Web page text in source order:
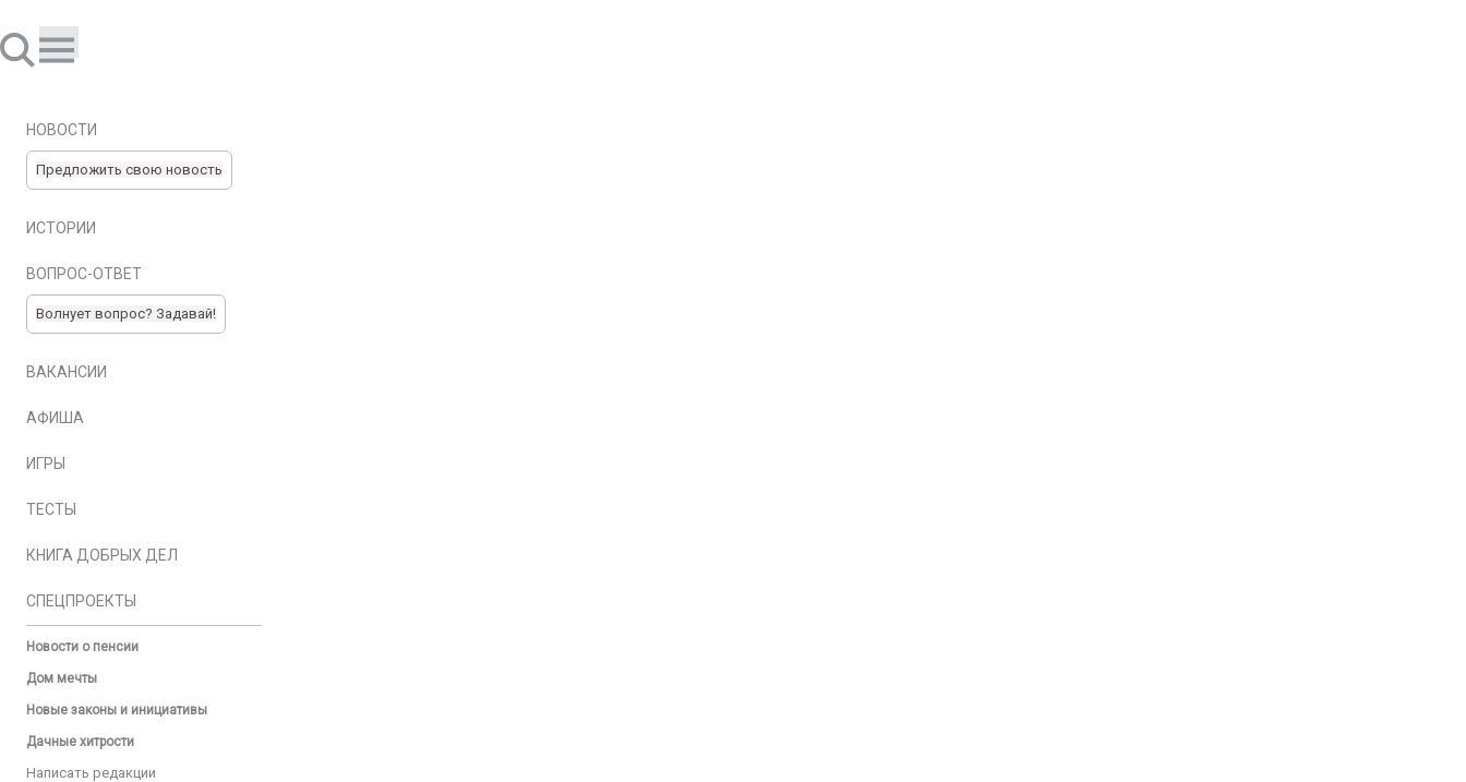
НОВОСТИ
Предложить свою новость
ИСТОРИИ
ВОПРОС-ОТВЕТ
Волнует вопрос? Задавай!
ВАКАНСИИ
АФИША
ИГРЫ
ТЕСТЫ
КНИГА ДОБРЫХ ДЕЛ
СПЕЦПРОЕКТЫ
Новости о пенсии
Дом мечты
Новые законы и инициативы
Дачные хитрости
Написать редакции